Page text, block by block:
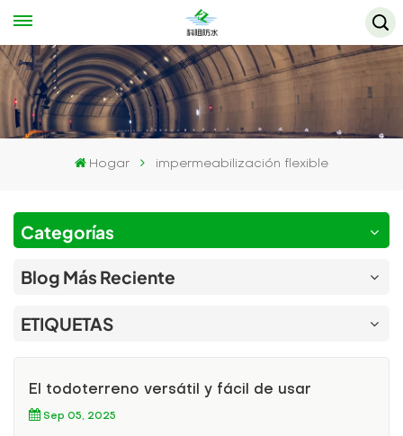
Hogar impermeabilización flexible
Categorías
Blog Más Reciente
ETIQUETAS
El todoterreno versátil y fácil de usar
Sep 05, 2025